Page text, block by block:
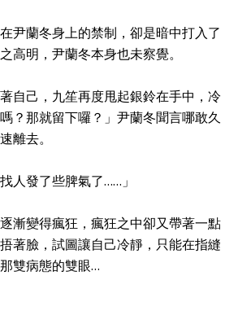
尹蘭冬身上的禁制，卻是暗中打入了
高明，尹蘭冬本身也未察覺。
自己，九笙再度甩起銀鈴在手中，冷
？那就留下囉？」尹蘭冬聞言哪敢久
離去。
人發了些脾氣了……」
漸變得瘋狂，瘋狂之中卻又帶著一點
著臉，試圖讓自己冷靜，只能在指縫
雙病態的雙眼…